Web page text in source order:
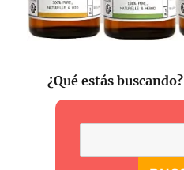
¿Qué estás buscando?